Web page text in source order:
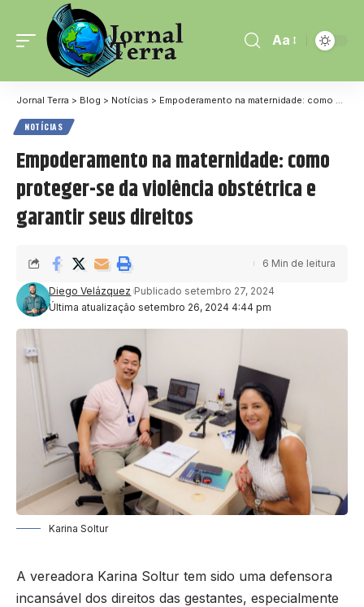
Aa
Jornal Terra > Blog > Notícias > Empoderamento na maternidade: como proteger-se da violência obstétrica e garantir seus direitos
NOTÍCIAS
Empoderamento na maternidade: como
proteger-se da violência obstétrica e
garantir seus direitos
Última atualização setembro 26, 2024 4:44 pm
Diego Velázquez Publicado setembro 27, 2024
6 Min de leitura
Karina Soltur
A vereadora Karina Soltur tem sido uma defensora
incansável dos direitos das gestantes, especialmente